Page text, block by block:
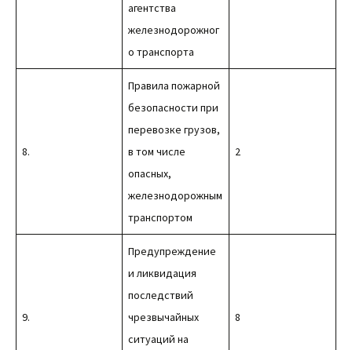
агентства
железнодорожног
о транспорта
8.
Правила пожарной
безопасности при
перевозке грузов,
в том числе
опасных,
железнодорожным
транспортом
2
9.
Предупреждение
и ликвидация
последствий
чрезвычайных
ситуаций на
8